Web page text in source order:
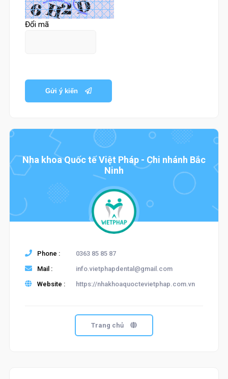
Đổi mã
Gửi ý kiến
Nha khoa Quốc tế Việt Pháp - Chi nhánh Bắc
Ninh
Phone :
0363 85 85 87
Mail :
info.vietphapdental@gmail.com
Website :
https://nhakhoaquoctevietphap.com.vn
Trang chủ